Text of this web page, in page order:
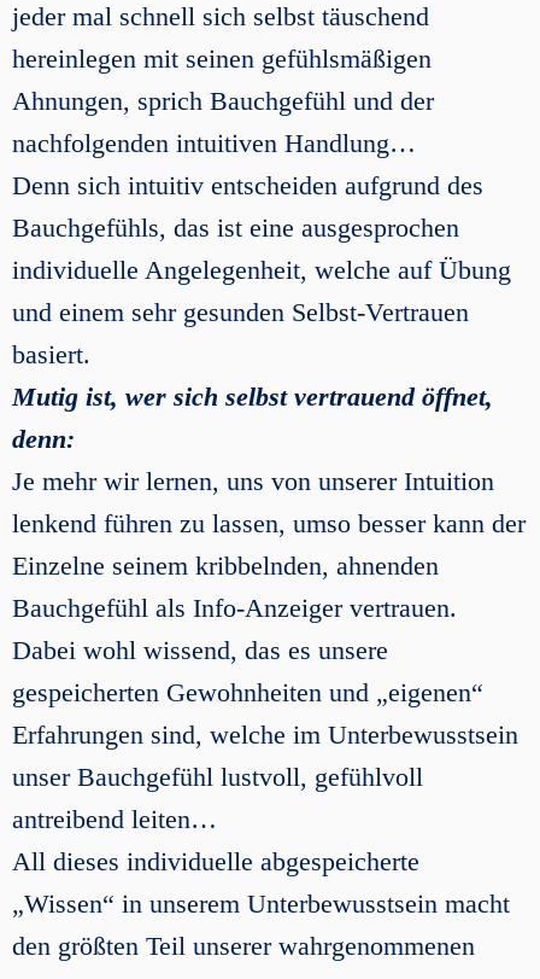
jeder mal schnell sich selbst täuschend
hereinlegen mit seinen gefühlsmäßigen
Ahnungen, sprich Bauchgefühl und der
nachfolgenden intuitiven Handlung…
Denn sich intuitiv entscheiden aufgrund des
Bauchgefühls, das ist eine ausgesprochen
individuelle Angelegenheit, welche auf Übung
und einem sehr gesunden Selbst-Vertrauen
basiert.
Mutig ist, wer sich selbst vertrauend öffnet,
denn:
Je mehr wir lernen, uns von unserer Intuition
lenkend führen zu lassen, umso besser kann der
Einzelne seinem kribbelnden, ahnenden
Bauchgefühl als Info-Anzeiger vertrauen.
Dabei wohl wissend, das es unsere
gespeicherten Gewohnheiten und „eigenen“
Erfahrungen sind, welche im Unterbewusstsein
unser Bauchgefühl lustvoll, gefühlvoll
antreibend leiten…
All dieses individuelle abgespeicherte
„Wissen“ in unserem Unterbewusstsein macht
den größten Teil unserer wahrgenommenen